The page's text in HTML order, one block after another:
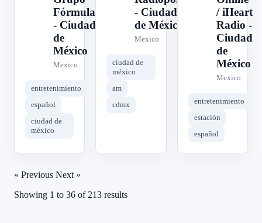
Fórmula
- Ciudad
de
México
Mexico
entretenimiento
español
ciudad de
méxico
- Ciudad
de México
Mexico
ciudad de
méxico
am
cdmx
/ iHeart
Radio -
Ciudad
de
México
Mexico
entretenimiento
estación
español
« Previous Next »
Showing 1 to 36 of 213 results